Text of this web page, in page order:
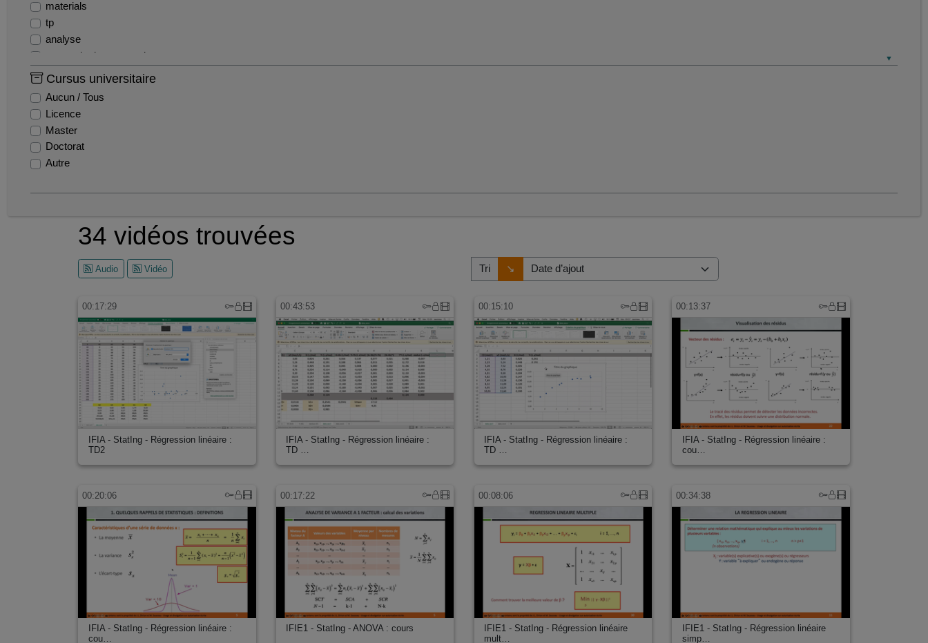
materials
tp
analyse
centre de documentation
communication interne
Cursus universitaire
Aucun / Tous
Licence
Master
Doctorat
Autre
34 vidéos trouvées
Audio Vidéo Tri ↘
Direction de tri
00:17:29
IFIA - StatIng - Régression linéaire :
TD2
00:43:53
IFIA - StatIng - Régression linéaire :
TD …
00:15:10
IFIA - StatIng - Régression linéaire :
TD …
00:13:37
IFIA - StatIng - Régression linéaire :
cou…
00:20:06
IFIA - StatIng - Régression linéaire :
cou…
00:17:22
IFIE1 - StatIng - ANOVA : cours
00:08:06
IFIE1 - StatIng - Régression linéaire
mult…
00:34:38
IFIE1 - StatIng - Régression linéaire
simp…